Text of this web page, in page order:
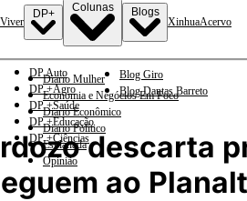
Viver
DP+
DP Auto
DP +Agro
DP +Saúde
DP +Educação
DP +Ciências
Colunas
Diario Mulher
Economia e Negócios Em Foco
Diario Econômico
Diario Político
Esplanada
Opinião
Blogs
Blog Giro
Blog Dantas Barreto
XinhuaAcervo
descarta
ao